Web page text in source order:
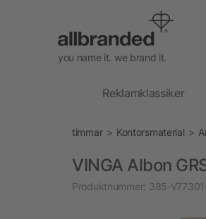
you name it. we brand it.
Reklamklassiker
timmar Kontorsmaterial
VINGA Albon
Produktnummer: 385-